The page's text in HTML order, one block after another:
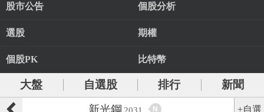
股市公告 個股分析
選股 期權
個股PK 比特幣
大盤 自選股 排行
新聞
新光鋼
N +自選